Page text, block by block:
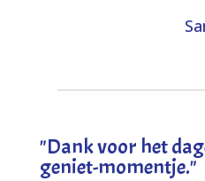
"Dank voor het
geniet-momentje."